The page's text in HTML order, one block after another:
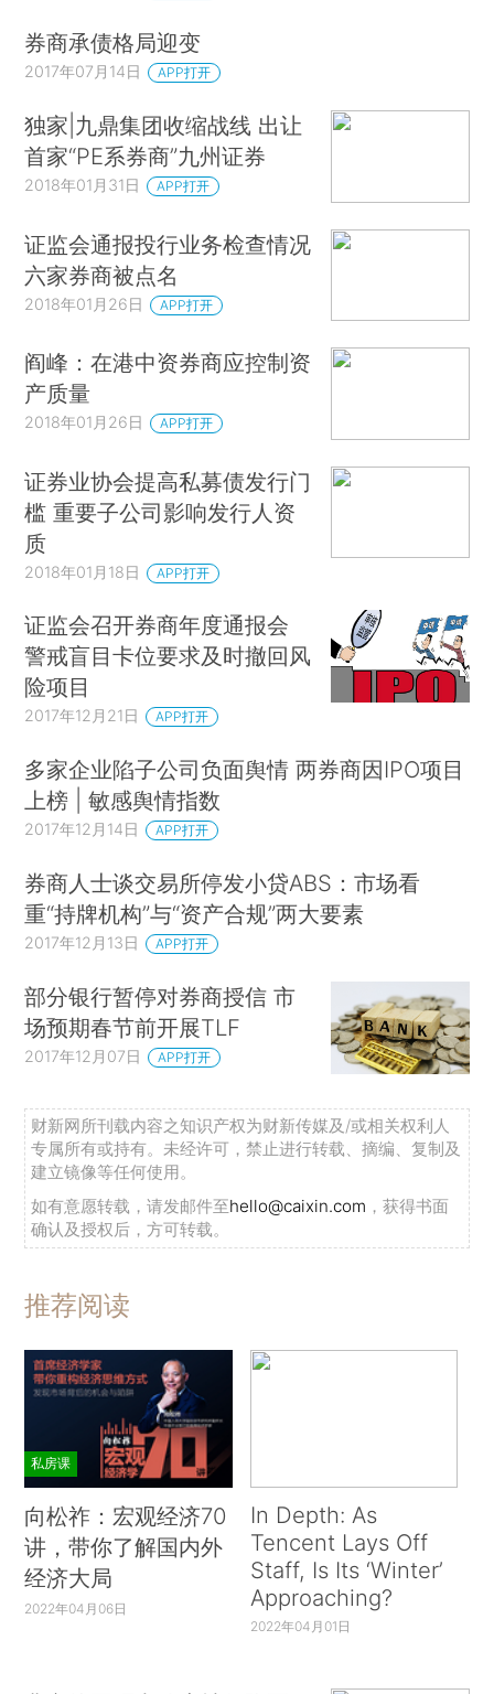
券商承债格局迎变
2017年07月14日 APP打开
独家|九鼎集团收缩战线 出让
首家“PE系券商”九州证券
2018年01月31日 APP打开
证监会通报投行业务检查情况
六家券商被点名
2018年01月26日 APP打开
阎峰：在港中资券商应控制资
产质量
2018年01月26日 APP打开
证券业协会提高私募债发行门
槛 重要子公司影响发行人资
质
2018年01月18日 APP打开
证监会召开券商年度通报会
警戒盲目卡位要求及时撤回风
险项目
2017年12月21日 APP打开
多家企业陷子公司负面舆情 两券商因IPO项目
上榜 | 敏感舆情指数
2017年12月14日 APP打开
券商人士谈交易所停发小贷ABS：市场看
重“持牌机构”与“资产合规”两大要素
2017年12月13日 APP打开
部分银行暂停对券商授信 市
场预期春节前开展TLF
2017年12月07日 APP打开
财新网所刊载内容之知识产权为财新传媒及/或相关权利人
专属所有或持有。未经许可，禁止进行转载、摘编、复制及
建立镜像等任何使用。
如有意愿转载，请发邮件至hello@caixin.com ，获得书面
确认及授权后，方可转载。
推荐阅读
私房课
向松祚：宏观经济70
讲，带你了解国内外
经济大局
2022年04月06日
In Depth: As
Tencent Lays Off
Staff, Is Its ‘Winter’
Approaching?
2022年04月01日